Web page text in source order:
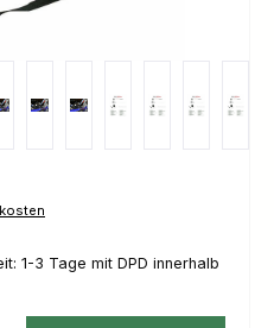
1-3 Tage mit DPD innerhalb